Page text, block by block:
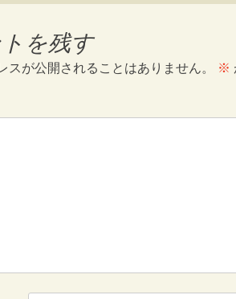
を残す
スが公開されることはありません。 ※